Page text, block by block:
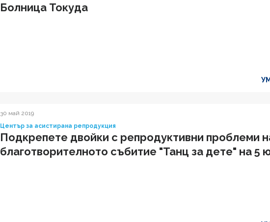
Болница Токуда
30 май 2019
Център за асистирана репродукция
Подкрепете двойки с репродуктивни проблеми
благотворителното събитие "Танц за дете" на 5